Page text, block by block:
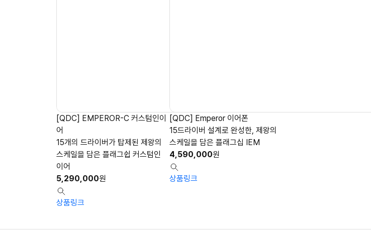
[QDC] EMPEROR-C 커스텀인이
어
15개의 드라이버가 탑제된 제왕의
스케일을 담은 플래그쉽 커스텀인
이어
5,290,000원
상품링크
[QDC] Emperor 이어폰
15드라이버 설계로 완성한, 제왕의
스케일을 담은 플래그십 IEM
4,590,000원
상품링크